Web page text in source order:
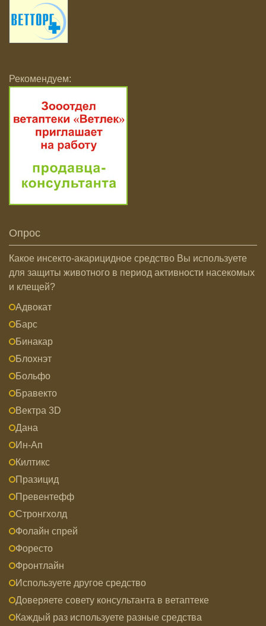
Рекомендуем:
Опрос
Какое инсекто-акарицидное средство Вы используете
для защиты животного в период активности насекомых
и клещей?
Адвокат
Барс
Бинакар
Блохнэт
Больфо
Бравекто
Вектра 3D
Дана
Ин-Ап
Килтикс
Празицид
Превентефф
Стронгхолд
Фолайн спрей
Форесто
Фронтлайн
Используете другое средство
Доверяете совету консультанта в ветаптеке
Каждый раз используете разные средства